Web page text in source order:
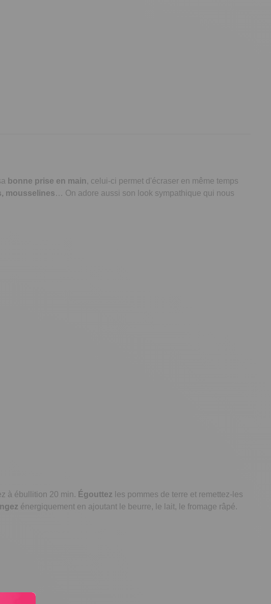
bonne prise en main, celui-ci permet d'écraser en même temps
mousselines… On adore aussi son look sympathique qui nous
à ébullition 20 min. Égouttez les pommes de terre et remettez-les
énergiquement en ajoutant le beurre, le lait, le fromage râpé.